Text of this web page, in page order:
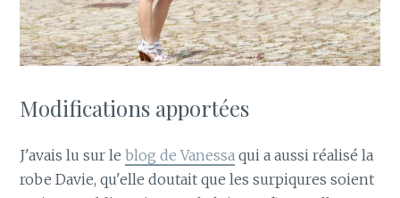
Modifications apportées
J'avais lu sur leblog de Vanessa qui a aussi réalisé la
robe Davie, qu'elle doutait que les surpiqures soient